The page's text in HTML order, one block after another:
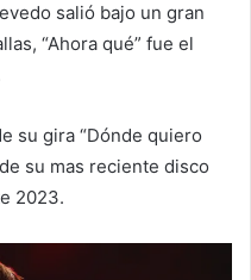
salió bajo un gran
“Ahora qué” fue el
su gira “Dónde quiero
su mas reciente disco
2023.